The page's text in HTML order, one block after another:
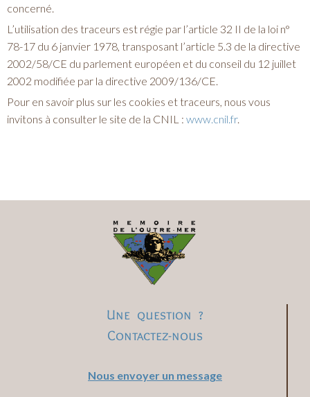
concerné.
L’utilisation des traceurs est régie par l’article 32 II de la loi n°
78-17 du 6 janvier 1978, transposant l’article 5.3 de la directive
2002/58/CE du parlement européen et du conseil du 12 juillet
2002 modifiée par la directive 2009/136/CE.
Pour en savoir plus sur les cookies et traceurs, nous vous
invitons à consulter le site de la CNIL : www.cnil.fr.
Une question ?
Contactez-nous
Nous envoyer un message